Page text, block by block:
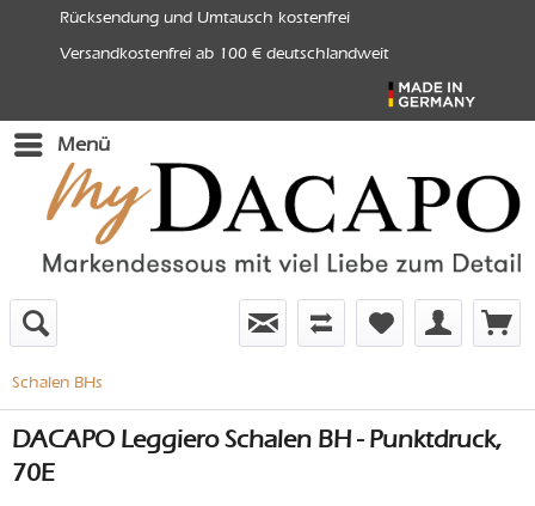
Rücksendung und Umtausch kostenfrei
Versandkostenfrei ab 100 € deutschlandweit
Menü
Schalen BHs
DACAPO Leggiero Schalen BH - Punktdruck,
70E